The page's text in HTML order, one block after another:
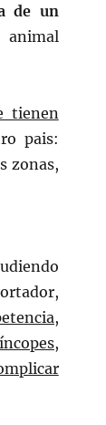
de un
tienen
pais:
zonas,